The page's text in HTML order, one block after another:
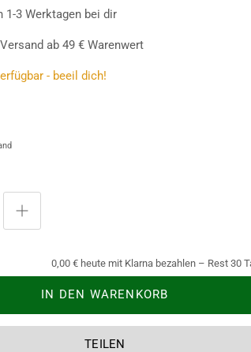
1-3 Werktagen bei dir
ab 49 € Warenwert
- beeil dich!
0,00 € heute mit Klarna bezahlen – Rest 30
IN DEN WARENKORB
TEILEN